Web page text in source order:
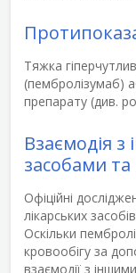
Тяжка
(пембролізумаб)
препарату (див.
Взаємодія
засобами та
Офіційні
лікарських
Оскільки
кровообігу за
взаємодії з